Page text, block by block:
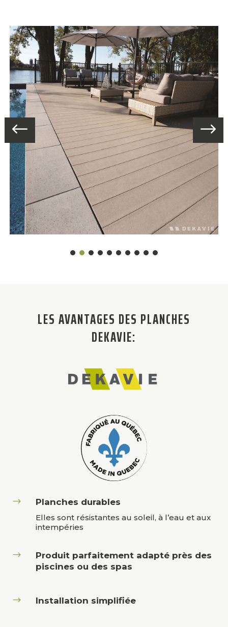
LES AVANTAGES DES PLANCHES
DEKAVIE:
$ Planches durables
Elles sont résistantes au soleil, à l’eau et aux
intempéries
$
Produit parfaitement adapté près des
piscines ou des spas
$ Installation simplifiée